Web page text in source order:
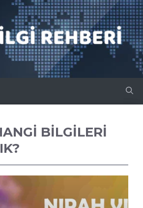
BILGILERI